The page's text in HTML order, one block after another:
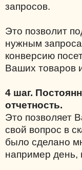
запросов.
Это позволит
нужным
конверсию
Ваших товаров
4 шаг.
отчетность.
Это позволяет
свой вопрос в
было сделано
например день,